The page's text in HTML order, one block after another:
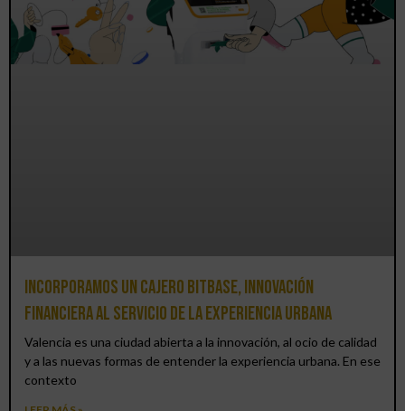
Incorporamos un cajero BitBase, innovación
financiera al servicio de la experiencia urbana
Valencia es una ciudad abierta a la innovación, al ocio de calidad
y a las nuevas formas de entender la experiencia urbana. En ese
contexto